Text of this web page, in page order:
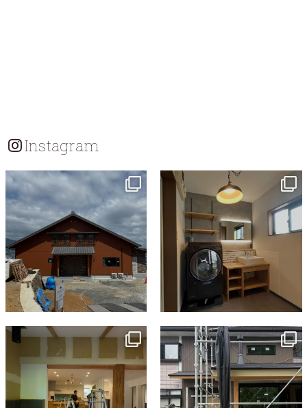
Instagram
tomohouseinc
tomohouseinc
7月 13
tomohouseinc
tomohouseinc
6月 3